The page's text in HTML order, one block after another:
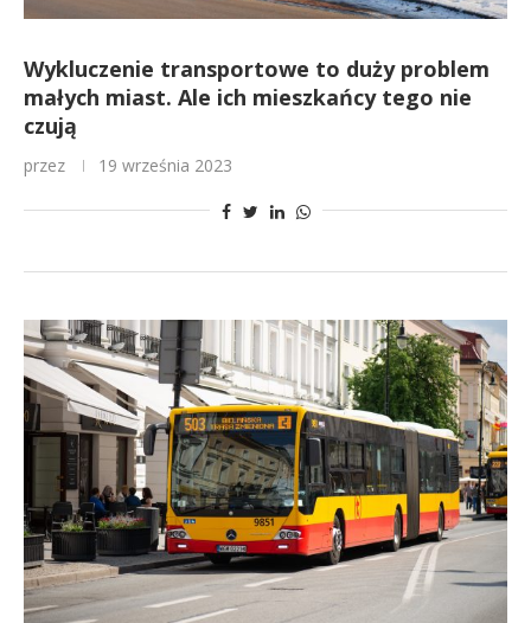
Wykluczenie transportowe to duży problem
małych miast. Ale ich mieszkańcy tego nie
czują
przez 19 września 2023